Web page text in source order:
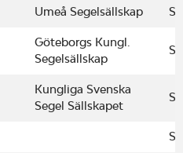
Umeå Segelsällskap
Göteborgs Kungl.
Segelsällskap
Kungliga Svenska
Segel Sällskapet